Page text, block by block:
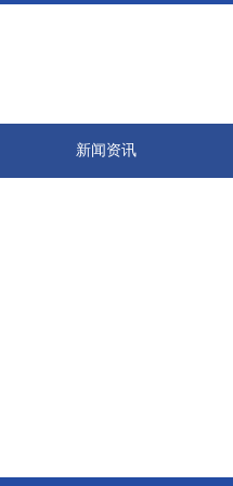
新闻资讯